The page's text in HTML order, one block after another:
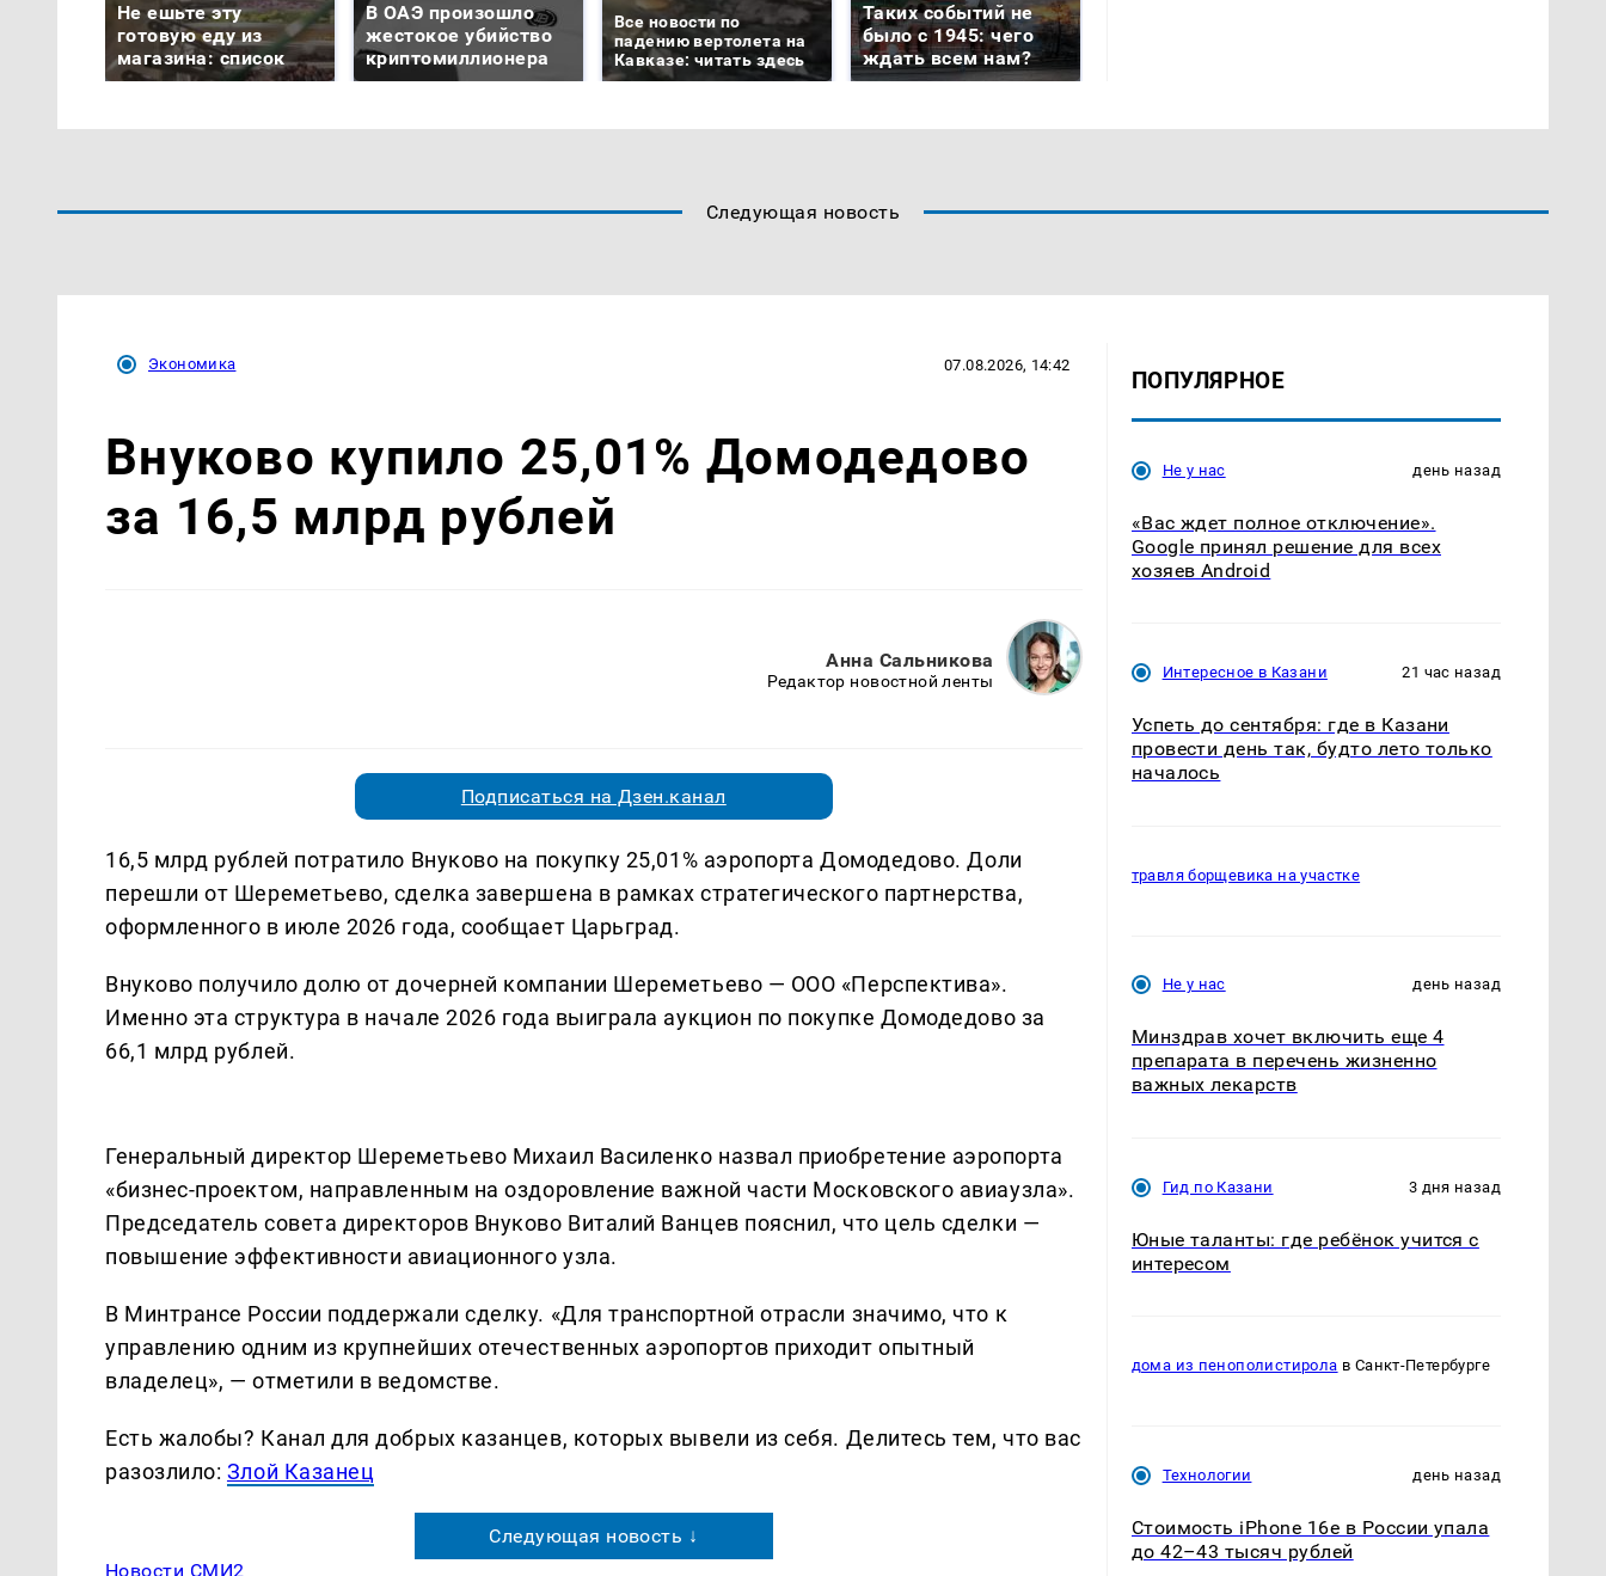
Не ешьте эту
готовую еду из
магазина: список
В ОАЭ произошло
жестокое убийство
криптомиллионера
Все новости по
падению вертолета на
Кавказе: читать здесь
Таких событий не
было с 1945: чего
ждать всем нам?
Следующая новость
Экономика 07.08.2026, 14:42
Внуково купило 25,01% Домодедово
за 16,5 млрд рублей
Анна Сальникова
Редактор новостной ленты
Подписаться на Дзен.канал
16,5 млрд рублей потратило Внуково на покупку 25,01% аэропорта Домодедово. Доли
перешли от Шереметьево, сделка завершена в рамках стратегического партнерства,
оформленного в июле 2026 года, сообщает Царьград.
Внуково получило долю от дочерней компании Шереметьево — ООО «Перспектива».
Именно эта структура в начале 2026 года выиграла аукцион по покупке Домодедово за
66,1 млрд рублей.
Генеральный директор Шереметьево Михаил Василенко назвал приобретение аэропорта
«бизнес-проектом, направленным на оздоровление важной части Московского авиаузла».
Председатель совета директоров Внуково Виталий Ванцев пояснил, что цель сделки —
повышение эффективности авиационного узла.
В Минтрансе России поддержали сделку. «Для транспортной отрасли значимо, что к
управлению одним из крупнейших отечественных аэропортов приходит опытный
владелец», — отметили в ведомстве.
Есть жалобы? Канал для добрых казанцев, которых вывели из себя. Делитеcь тем, что вас
разозлило: Злой Казанец
Следующая новость ↓
Новости СМИ2
ПОПУЛЯРНОЕ
Не у нас день назад
«Вас ждет полное отключение».
Google принял решение для всех
хозяев Android
Интересное в Казани 21 час назад
Успеть до сентября: где в Казани
провести день так, будто лето только
началось
травля борщевика на участке
Не у нас день назад
Минздрав хочет включить еще 4
препарата в перечень жизненно
важных лекарств
Гид по Казани 3 дня назад
Юные таланты: где ребёнок учится с
интересом
дома из пенополистирола в Санкт-Петербурге
Технологии день назад
Стоимость iPhone 16e в России упала
до 42–43 тысяч рублей